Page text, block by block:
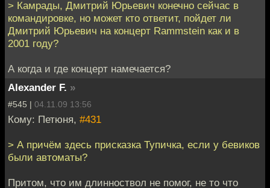
> Камрады, Дмитрий Юрьевич конечно сейчас в
командировке, но может кто ответит, пойдет ли
Дмитрий Юрьевич на концерт Rammstein как и в
2001 году?
А когда и где концерт намечается?
Alexander F. »
#545 | 04.11.09 13:56
Кому: Петюня, #431
> А причём здесь присказка Тупичка, если у бевиков
были автоматы?
Притом, что им длинноствол не помог, не то что